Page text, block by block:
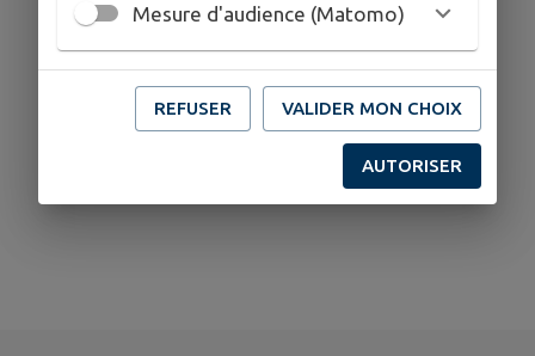
Mesure d'audience (Matomo)
REFUSER VALIDER MON CHOIX
AUTORISER